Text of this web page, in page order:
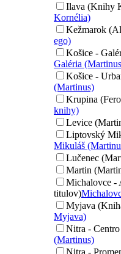
Ilava (Knihy
Kornélia)
Kežmarok
ego)
Košice -
Galéria
Košice -
(Martinus)
Krupina
knihy)
Levice
Liptovský
Mikuláš
Lučenec
Martin
Michalovce -
titulov)
Myjava
Myjava)
Nitra -
(Martinus)
Nitra -